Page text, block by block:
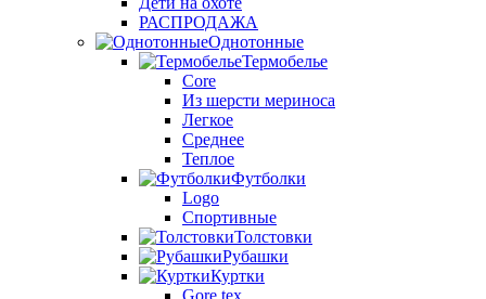
РАСПРОДАЖА
Однотонные
Термобелье
Core
Из шерсти мериноса
Легкое
Среднее
Теплое
Футболки
Logo
Спортивные
Толстовки
Рубашки
Куртки
Gore tex